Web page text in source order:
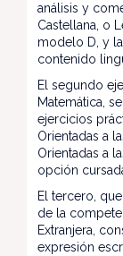
análisis y
Castellana, o
modelo D, y
contenido
El segundo
Matemática,
ejercicios
Orientadas a
Orientadas a
opción
El tercero,
de la
Extranjera,
expresión